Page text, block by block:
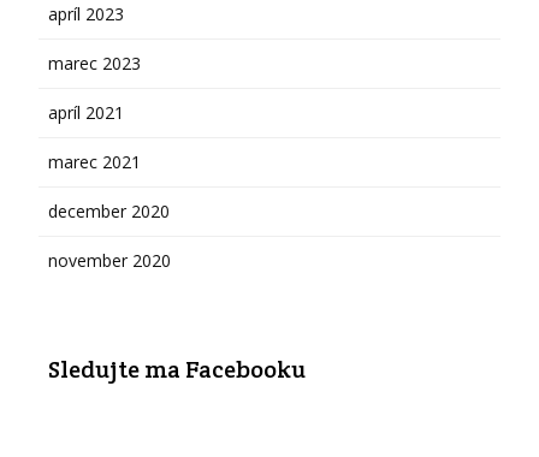
apríl 2023
marec 2023
apríl 2021
marec 2021
december 2020
november 2020
Sledujte ma Facebooku